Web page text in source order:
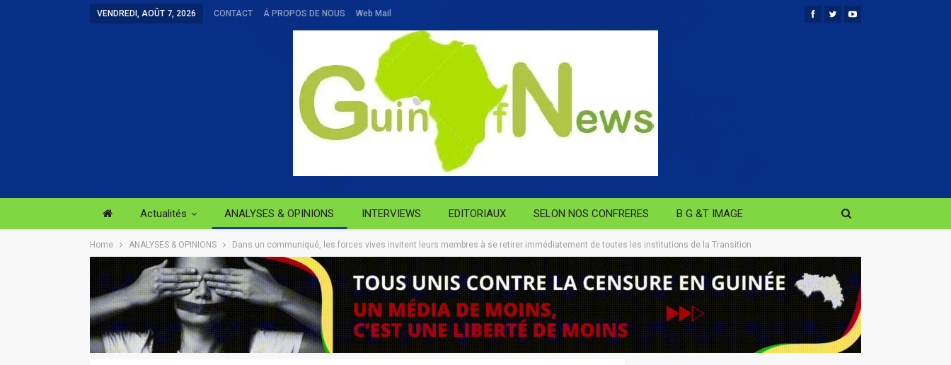
VENDREDI, AOÛT 7, 2026 CONTACT Á PROPOS DE NOUS Web Mail
Actualités ANALYSES & OPINIONS INTERVIEWS EDITORIAUX SELON NOS CONFRERES B G &T IMAGE
Home ANALYSES & OPINIONS Dans un communiqué, les forces vives invitent leurs membres à se retirer immédiatement de toutes les institutions de la Transition